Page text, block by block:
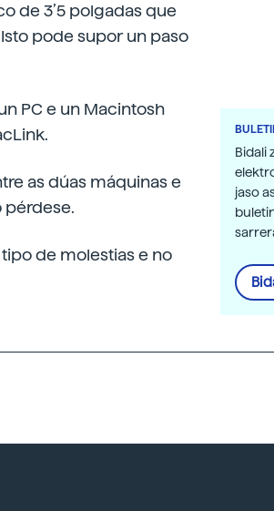
de 3’5 polgadas que
pode supor un paso
PC e un Macintosh
as dúas máquinas e
pérdese.
de molestias e no
Bidali
jaso